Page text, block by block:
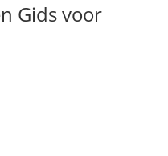
Gids voor